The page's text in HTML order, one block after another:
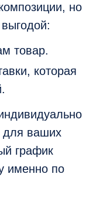
но
товар.
которая
для ваших
график
именно по